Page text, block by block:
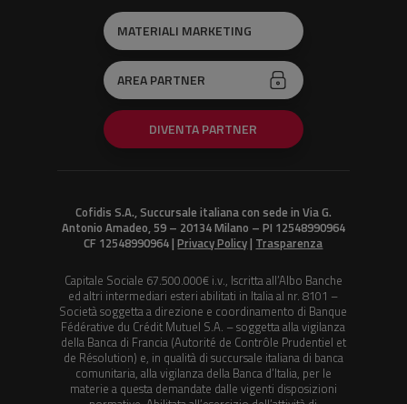
MATERIALI MARKETING
AREA PARTNER
DIVENTA PARTNER
Cofidis S.A., Succursale italiana con sede in Via G.
Antonio Amadeo, 59 – 20134 Milano – PI 12548990964
CF 12548990964 |Privacy Policy| Trasparenza
Capitale Sociale 67.500.000€ i.v., Iscritta all’Albo Banche
ed altri intermediari esteri abilitati in Italia al nr. 8101 –
Società soggetta a direzione e coordinamento di Banque
Fédérative du Crédit Mutuel S.A. – soggetta alla vigilanza
della Banca di Francia (Autorité de Contrôle Prudentiel et
de Résolution) e, in qualità di succursale italiana di banca
comunitaria, alla vigilanza della Banca d’Italia, per le
materie a questa demandate dalle vigenti disposizioni